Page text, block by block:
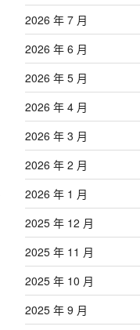
2026 年 7 月
2026 年 6 月
2026 年 5 月
2026 年 4 月
2026 年 3 月
2026 年 2 月
2026 年 1 月
2025 年 12 月
2025 年 11 月
2025 年 10 月
2025 年 9 月